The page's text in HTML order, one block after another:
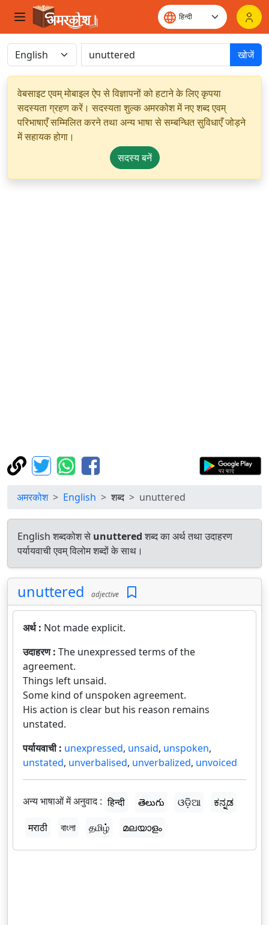
खोजें
वेबसाइट एवम् मोबाइल ऐप से विज्ञापनों को हटाने के लिए कृपया
सदस्यता ग्रहण करें। सदस्यता शुल्क अमरकोश में नए शब्द एवम्
परिभाषाएँ सम्मिलित करने तथा अन्य भाषा से सम्बन्धित सुविधाएँ जोड़ने
में सहायक होगा।
सदस्य बनें
अमरकोश English शब्द unuttered
English शब्दकोश से unutteredशब्द का अर्थ तथा उदाहरण
पर्यायवाची एवम् विलोम शब्दों के साथ।
unuttered adjective
अर्थ : Not made explicit.
उदाहरण : The unexpressed terms of the
agreement.
Things left unsaid.
Some kind of unspoken agreement.
His action is clear but his reason remains
unstated.
पर्यायवाची : unexpressed, unsaid, unspoken,
unstated, unverbalised, unverbalized, unvoiced
अन्य भाषाओं में अनुवाद : हिन्दी తెలుగు ଓଡ଼ିଆ
ಕನ್ನಡ
मराठी
বাংলা தமிழ் മലയാളം